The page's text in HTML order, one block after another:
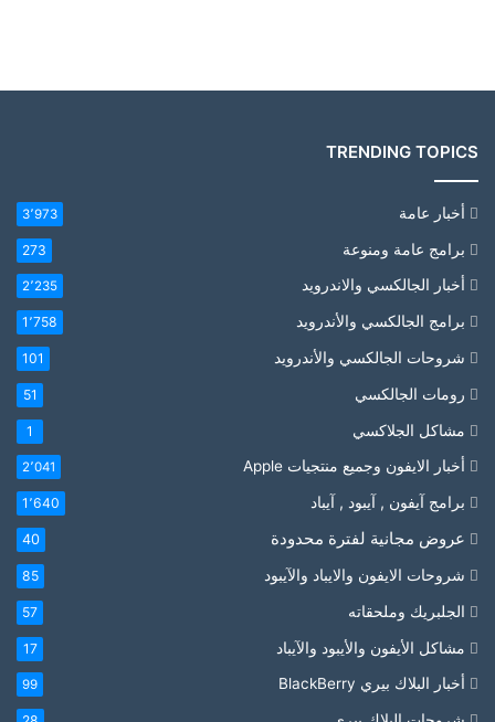
TRENDING TOPICS
أخبار عامة 3٬973
برامج عامة ومنوعة 273
أخبار الجالكسي والاندرويد 2٬235
برامج الجالكسي والأندرويد 1٬758
شروحات الجالكسي والأندرويد 101
رومات الجالكسي 51
مشاكل الجلاكسي 1
أخبار الايفون وجميع منتجيات Apple 2٬041
برامج آيفون , آيبود , آيباد 1٬640
عروض مجانية لفترة محدودة 40
شروحات الايفون والايباد والآيبود 85
الجلبريك وملحقاته 57
مشاكل الأيفون والأيبود والآيباد 17
أخبار البلاك بيري BlackBerry 99